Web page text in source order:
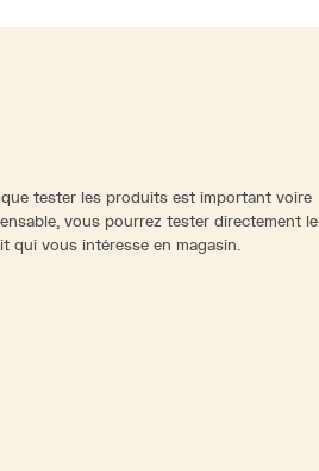
que tester les produits est important voire
vous pourrez tester directement le
qui vous intéresse en magasin.